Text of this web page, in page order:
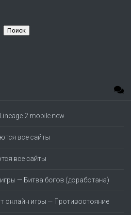
Поиск
2 mobile new
все сайты
все сайты
— Битва богов (доработана)
онлайн игры — Противостояние